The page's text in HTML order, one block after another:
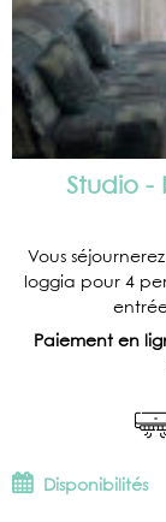
Studio -
Vous
loggia pour 4
Paiement en
Disponibilités